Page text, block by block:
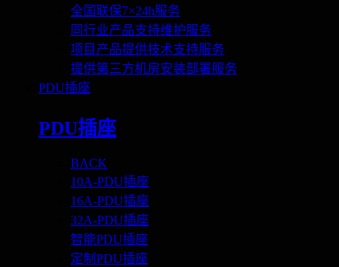
全国联保7×24h服务
同行业产品支持维护服务
项目产品提供技术支持服务
提供第三方机房安装部署服务
PDU插座
PDU插座
BACK
10A-PDU插座
16A-PDU插座
32A-PDU插座
智能PDU插座
定制PDU插座